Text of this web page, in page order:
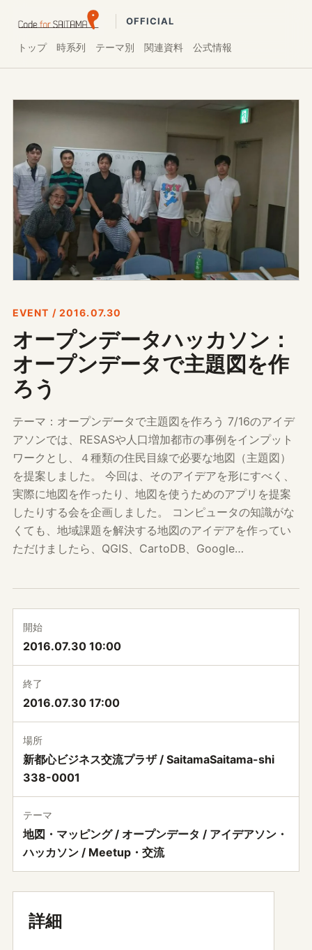
OFFICIAL
トップ 時系列 テーマ別 関連資料 公式情報
EVENT / 2016.07.30
オープンデータハッカソン：
オープンデータで主題図を作
ろう
テーマ：オープンデータで主題図を作ろう 7/16のアイデ
アソンでは、RESASや人口増加都市の事例をインプット
ワークとし、４種類の住民目線で必要な地図（主題図）
を提案しました。 今回は、そのアイデアを形にすべく、
実際に地図を作ったり、地図を使うためのアプリを提案
したりする会を企画しました。 コンピュータの知識がな
くても、地域課題を解決する地図のアイデアを作ってい
ただけましたら、QGIS、CartoDB、Google…
開始
2016.07.30 10:00
終了
2016.07.30 17:00
場所
新都心ビジネス交流プラザ / SaitamaSaitama-shi
338-0001
テーマ
地図・マッピング / オープンデータ / アイデアソン・
ハッカソン / Meetup・交流
詳細